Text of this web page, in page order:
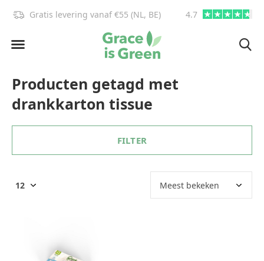
Gratis levering vanaf €55 (NL, BE) 4.7
Producten getagd met
drankkarton tissue
FILTER